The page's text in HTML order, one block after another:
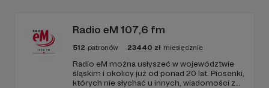
bańkami informacyjnymi.
Radio eM 107,6 fm
512 patronów 23440 zł miesięcznie
Radio eM można usłyszeć w województwie
śląskim i okolicy już od ponad 20 lat. Piosenki,
których nie słychać u innych, wiadomości z